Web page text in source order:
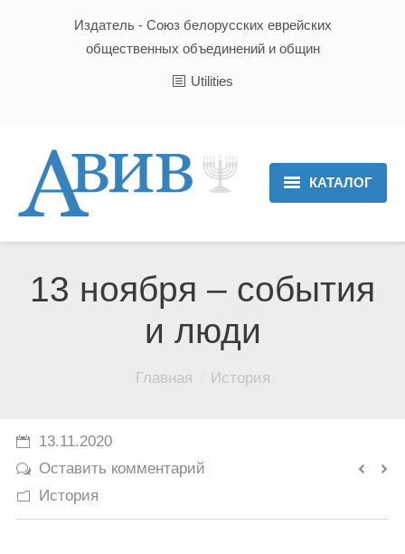
Издатель - Союз белорусских еврейских
общественных объединений и общин
Utilities
КАТАЛОГ
Новости
Культура и Традиции
Юмор
13 ноября – события
и люди
Главная История
13.11.2020
Оставить комментарий
История